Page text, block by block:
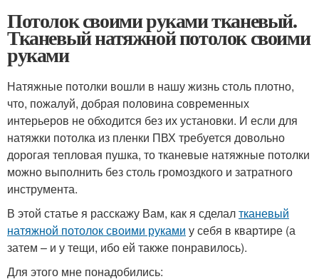
Потолок своими руками тканевый.
Тканевый натяжной потолок своими
руками
Натяжные потолки вошли в нашу жизнь столь плотно,
что, пожалуй, добрая половина современных
интерьеров не обходится без их установки. И если для
натяжки потолка из пленки ПВХ требуется довольно
дорогая тепловая пушка, то тканевые натяжные потолки
можно выполнить без столь громоздкого и затратного
инструмента.
В этой статье я расскажу Вам, как я сделалтканевый
натяжной потолок своими руками у себя в квартире (а
затем – и у тещи, ибо ей также понравилось).
Для этого мне понадобились: